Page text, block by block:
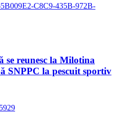
se reunesc la Milotina
SNPPC la pescuit sportiv